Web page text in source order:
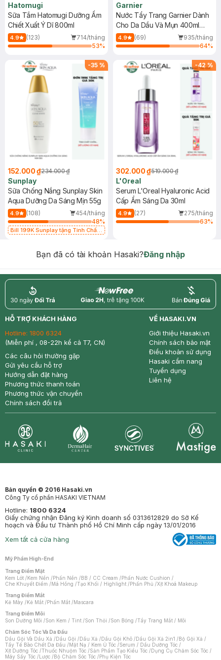
Hatomugi
Sữa Tắm Hatomugi Dưỡng Ẩm
Chiết Xuất Ý Dĩ 800ml
4.9 (123)
714/tháng
53%
Garnier
Nước Tẩy Trang Garnier Dành
Cho Da Dầu Và Mụn 400ml
(Mới)
4.9 (69)
935/tháng
64%
-35 %
152.000 ₫234.000 ₫
Sunplay
Sữa Chống Nắng Sunplay Skin
Aqua Dưỡng Da Sáng Mịn 55g
4.9 (108)
454/tháng
48%
Bill 199K Sunplay tặng Tinh Chất
-42 %
302.000 ₫519.000 ₫
L'Oreal
Serum L'Oreal Hyaluronic Acid
Cấp Ẩm Sáng Da 30ml
4.9 (27)
275/tháng
63%
Bạn đã có tài khoản Hasaki?Đăng nhập
return nowfree price
HỖ TRỢ KHÁCH HÀNG
Hotline: 1800 6324
(Miễn phí , 08-22h kể cả T7, CN)
Các câu hỏi thường gặp
Gửi yêu cầu hỗ trợ
Hướng dẫn đặt hàng
Phương thức thanh toán
Phương thức vận chuyển
Chính sách đổi trả
VỀ HASAKI.VN
Giới thiệu Hasaki.vn
Chính sách bảo mật
Điều khoản sử dụng
Hasaki cẩm nang
Tuyển dụng
Liên hệ
Bản quyền © 2016 Hasaki.vn
Công Ty cổ phần HASAKI VIETNAM
Hotline: 1800 6324
Giấy chứng nhận Đăng ký Kinh doanh số 0313612829 do Sở Kế
hoạch và Đầu tư Thành phố Hồ Chí Minh cấp ngày 13/01/2016
Xem tất cả cửa hàng
Mỹ Phẩm High-End
Trang Điểm Mặt
Kem Lót /Kem Nền /Phấn Nền /BB / CC Cream /Phấn Nước Cushion /
Che Khuyết Điểm /Má Hồng /Tạo Khối / Highlight /Phấn Phủ /Xịt Khoá Makeup
Trang Điểm Mắt
Kẻ Mày /Kẻ Mắt /Phấn Mắt /Mascara
Trang Điểm Môi
Son Dưỡng Môi /Son Kem / Tint /Son Thỏi /Son Bóng /Tẩy Trang Mắt / Môi
Chăm Sóc Tóc Và Da Đầu
Dầu Gội Và Dầu Xả /Dầu Gội /Dầu Xả /Dầu Gội Khô /Dầu Gội Xả 2in1 /Bộ Gội Xả /
Tẩy Tế Bào Chết Da Đầu /Mặt Nạ / Kem Ủ Tóc /Serum / Dầu Dưỡng Tóc /
Xịt Dưỡng Tóc /Thuốc Nhuộm Tóc /Sản Phẩm Tạo Kiểu Tóc /Dụng Cụ Chăm Sóc Tóc /
Máy Sấy Tóc /Lược /Bộ Chăm Sóc Tóc /Phụ Kiện Tóc